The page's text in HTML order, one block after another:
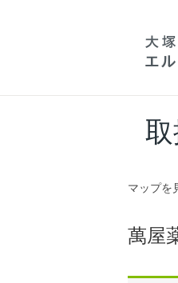
マップを
萬屋